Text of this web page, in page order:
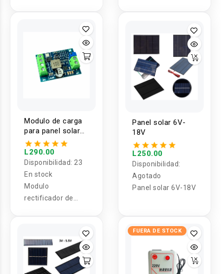
Modulo de carga
para panel solar
MPTT 3A
L290.00
Disponibilidad: 23
En stock
Modulo
rectificador de
Panel solar 6V-
18V
L250.00
Disponibilidad:
Agotado
Panel solar 6V-18V
FUERA DE STOCK